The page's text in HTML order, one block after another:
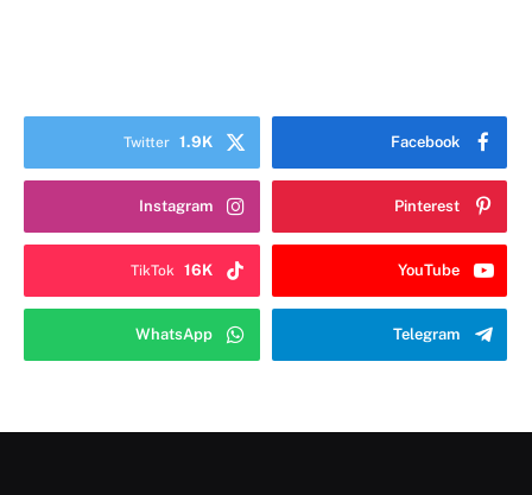
Facebook
Twitter 1.9K
Pinterest
Instagram
YouTube
TikTok 16K
Telegram
WhatsApp